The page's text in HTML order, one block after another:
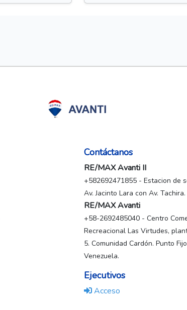
Contáctanos
RE/MAX Avanti II
+582692471855 - Estacion de
Av. Jacinto Lara con Av. Tachira.
RE/MAX Avanti
+58-2692485040 - Centro
Recreacional Las Virtudes,
5. Comunidad Cardón. Punto
Venezuela.
Ejecutivos
Acceso